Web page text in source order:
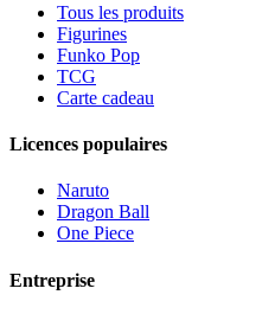
Tous les produits
Figurines
Funko Pop
TCG
Carte cadeau
Licences populaires
Naruto
Dragon Ball
One Piece
Entreprise